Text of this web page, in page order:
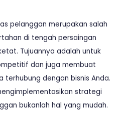
pelanggan merupakan salah
di tengah persaingan
Tujuannya adalah untuk
dan juga membuat
dengan bisnis Anda.
strategi
bukanlah hal yang mudah.